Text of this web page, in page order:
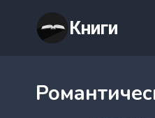
содержимому
Книги